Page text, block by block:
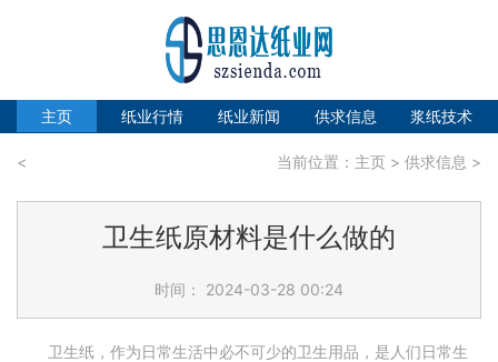
主页 纸业行情 纸业新闻 供求信息 浆纸技术
< 当前位置： 主页 > 供求信息 >
卫生纸原材料是什么做的
时间： 2024-03-28 00:24
卫生纸，作为日常生活中必不可少的卫生用品，是人们日常生